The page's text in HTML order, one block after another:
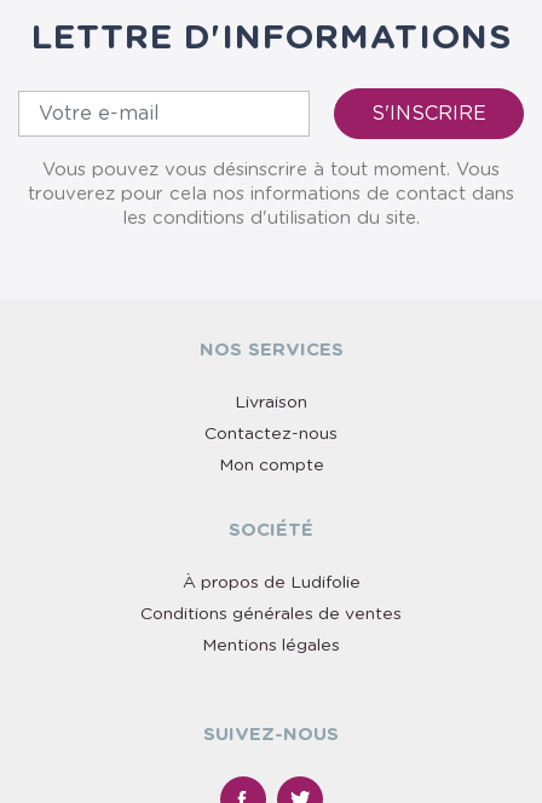
LETTRE D'INFORMATIONS
Vous pouvez vous désinscrire à tout moment. Vous
trouverez pour cela nos informations de contact dans
les conditions d'utilisation du site.
NOS SERVICES
Livraison
Contactez-nous
Mon compte
SOCIÉTÉ
À propos de Ludifolie
Conditions générales de ventes
Mentions légales
SUIVEZ-NOUS